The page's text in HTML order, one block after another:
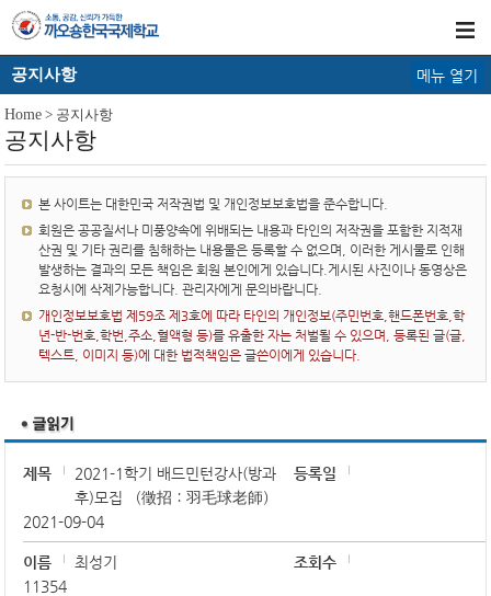
공지사항 메뉴 열기
Home > 공지사항
공지사항
본 사이트는 대한민국 저작권법 및 개인정보보호법을 준수합니다.
회원은 공공질서나 미풍양속에 위배되는 내용과 타인의 저작권을 포함한 지적재
산권 및 기타 권리를 침해하는 내용물은 등록할 수 없으며, 이러한 게시물로 인해
발생하는 결과의 모든 책임은 회원 본인에게 있습니다.게시된 사진이나 동영상은
요청시에 삭제가능합니다. 관리자에게 문의바랍니다.
개인정보보호법 제59조 제3호에 따라 타인의 개인정보(주민번호,핸드폰번호,학
년-반-번호,학번,주소,혈액형 등)를 유출한 자는 처벌될 수 있으며, 등록된 글(글,
텍스트, 이미지 등)에 대한 법적책임은 글쓴이에게 있습니다.
제목
2021-1학기 배드민턴강사(방과
후)모집 （徵招：羽毛球老師）
등록일
2021-09-04
이름 최성기
조회수
11354